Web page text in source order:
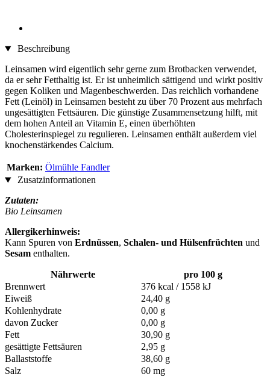
Beschreibung
Leinsamen wird eigentlich sehr gerne zum Brotbacken verwendet,
da er sehr Fetthaltig ist. Er ist unheimlich sättigend und wirkt positiv
gegen Koliken und Magenbeschwerden. Das reichlich vorhandene
Fett (Leinöl) in Leinsamen besteht zu über 70 Prozent aus mehrfach
ungesättigten Fettsäuren. Die günstige Zusammensetzung hilft, mit
dem hohen Anteil an Vitamin E, einen überhöhten
Cholesterinspiegel zu regulieren. Leinsamen enthält außerdem viel
knochenstärkendes Calcium.
Marken: Ölmühle Fandler
Zusatzinformationen
Zutaten:
Bio Leinsamen
Allergikerhinweis:
Kann Spuren von Erdnüssen, Schalen- und Hülsenfrüchten und
Sesam enthalten.
Nährwerte
pro 100 g
Brennwert
376 kcal / 1558 kJ
Eiweiß
24,40 g
Kohlenhydrate
0,00 g
davon Zucker
0,00 g
Fett
30,90 g
gesättigte Fettsäuren
2,95 g
Ballaststoffe
38,60 g
Salz
60 mg